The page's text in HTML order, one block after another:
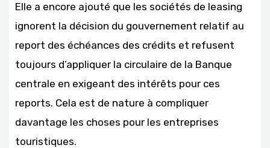
Elle a encore ajouté que les sociétés de leasing
ignorent la décision du gouvernement relatif au
report des échéances des crédits et refusent
toujours d’appliquer la circulaire de la Banque
centrale en exigeant des intérêts pour ces
reports. Cela est de nature à compliquer
davantage les choses pour les entreprises
touristiques.